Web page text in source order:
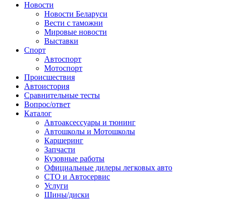
Сайт про автомобили
Новости
Новости Беларуси
Вести с таможни
Мировые новости
Выставки
Спорт
Автоспорт
Мотоспорт
Происшествия
Автоистория
Сравнительные тесты
Вопрос/ответ
Каталог
Автоакcессуары и тюнинг
Автошколы и Мотошколы
Каршеринг
Запчасти
Кузовные работы
Официальные дилеры легковых авто
СТО и Автосервис
Услуги
Шины/диски